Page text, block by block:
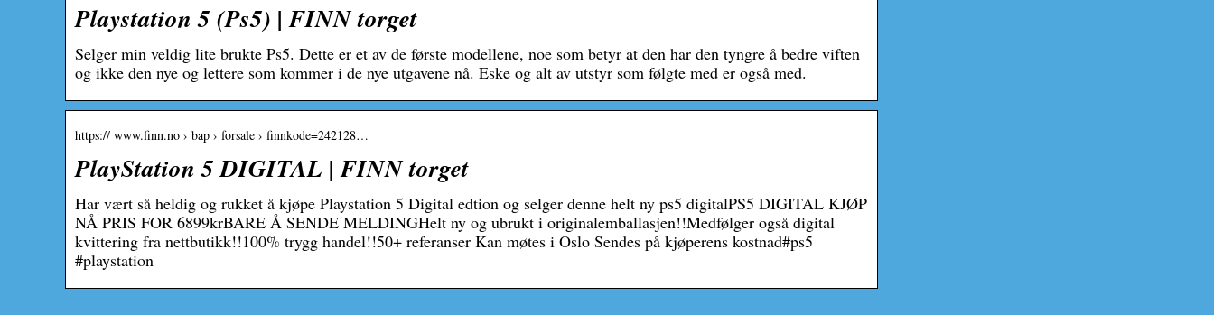
Playstation 5 (Ps5) | FINN torget
Selger min veldig lite brukte Ps5. Dette er et av de første modellene, noe som betyr at den har den tyngre å bedre viften
og ikke den nye og lettere som kommer i de nye utgavene nå. Eske og alt av utstyr som følgte med er også med.
https:// www.finn.no › bap › forsale › finnkode=242128…
PlayStation 5 DIGITAL | FINN torget
Har vært så heldig og rukket å kjøpe Playstation 5 Digital edtion og selger denne helt ny ps5 digitalPS5 DIGITAL KJØP
NÅ PRIS FOR 6899krBARE Å SENDE MELDINGHelt ny og ubrukt i originalemballasjen!!Medfølger også digital
kvittering fra nettbutikk!!100% trygg handel!!50+ referanser Kan møtes i Oslo Sendes på kjøperens kostnad#ps5
#playstation